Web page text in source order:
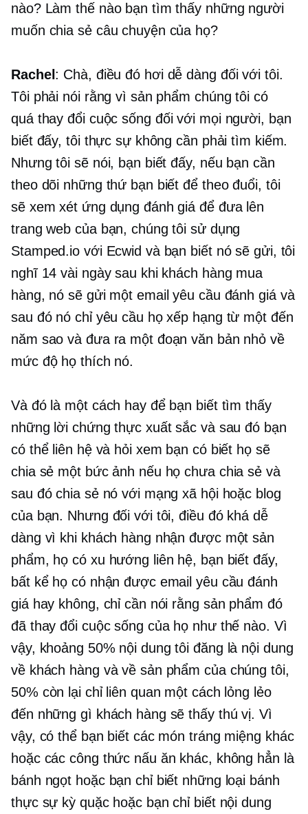
nào? Làm thế nào bạn tìm thấy những người
muốn chia sẻ câu chuyện của họ?
Rachel : Chà, điều đó hơi dễ dàng đối với tôi.
Tôi phải nói rằng vì sản phẩm chúng tôi có
quá thay đổi cuộc sống đối với mọi người, bạn
biết đấy, tôi thực sự không cần phải tìm kiếm.
Nhưng tôi sẽ nói, bạn biết đấy, nếu bạn cần
theo dõi những thứ bạn biết để theo đuổi, tôi
sẽ xem xét ứng dụng đánh giá để đưa lên
trang web của bạn, chúng tôi sử dụng
Stamped.io với Ecwid và bạn biết nó sẽ gửi, tôi
nghĩ 14 vài ngày sau khi khách hàng mua
hàng, nó sẽ gửi một email yêu cầu đánh giá và
sau đó nó chỉ yêu cầu họ xếp hạng từ một đến
năm sao và đưa ra một đoạn văn bản nhỏ về
mức độ họ thích nó.
Và đó là một cách hay để bạn biết tìm thấy
những lời chứng thực xuất sắc và sau đó bạn
có thể liên hệ và hỏi xem bạn có biết họ sẽ
chia sẻ một bức ảnh nếu họ chưa chia sẻ và
sau đó chia sẻ nó với mạng xã hội hoặc blog
của bạn. Nhưng đối với tôi, điều đó khá dễ
dàng vì khi khách hàng nhận được một sản
phẩm, họ có xu hướng liên hệ, bạn biết đấy,
bất kể họ có nhận được email yêu cầu đánh
giá hay không, chỉ cần nói rằng sản phẩm đó
đã thay đổi cuộc sống của họ như thế nào. Vì
vậy, khoảng 50% nội dung tôi đăng là nội dung
về khách hàng và về sản phẩm của chúng tôi,
50% còn lại chỉ liên quan một cách lỏng lẻo
đến những gì khách hàng sẽ thấy thú vị. Vì
vậy, có thể bạn biết các món tráng miệng khác
hoặc các công thức nấu ăn khác, không hẳn là
bánh ngọt hoặc bạn chỉ biết những loại bánh
thực sự kỳ quặc hoặc bạn chỉ biết nội dung